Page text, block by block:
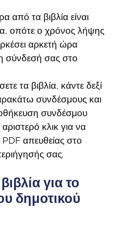
από τα βιβλία είναι
οπότε ο χρόνος λήψης
αρκετή ώρα
σύνδεσή σας στο
τα βιβλία, κάντε δεξί
συνδέσμους και
συνδέσμου
κλικ για να
απευθείας στο
σας.
για το
δημοτικού